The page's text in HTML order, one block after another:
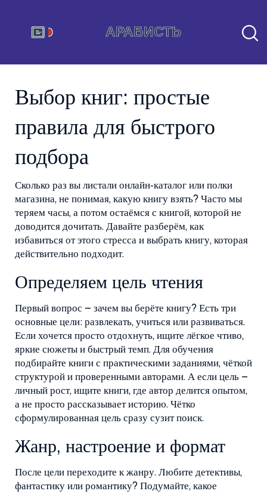
Выбор книг: простые
правила для быстрого
подбора
Сколько раз вы листали онлайн‑каталог или полки
магазина, не понимая, какую книгу взять? Часто мы
теряем часы, а потом остаёмся с книгой, которой не
доводится дочитать. Давайте разберём, как
избавиться от этого стресса и выбрать книгу, которая
действительно подходит.
Определяем цель чтения
Первый вопрос – зачем вы берёте книгу? Есть три
основные цели: развлекать, учиться или развиваться.
Если хочется просто отдохнуть, ищите лёгкое чтиво,
яркие сюжеты и быстрый темп. Для обучения
подбирайте книги с практическими заданиями, чёткой
структурой и проверенными авторами. А если цель –
личный рост, ищите книги, где автор делится опытом,
а не просто рассказывает историю. Чётко
сформулированная цель сразу сузит поиск.
Жанр, настроение и формат
После цели переходите к жанру. Любите детективы,
фантастику или романтику? Подумайте, какое